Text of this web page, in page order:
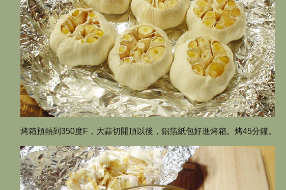
烤箱預熱到350度F，大蒜切開頂以後，鋁箔紙包好進烤箱。烤45分鐘。